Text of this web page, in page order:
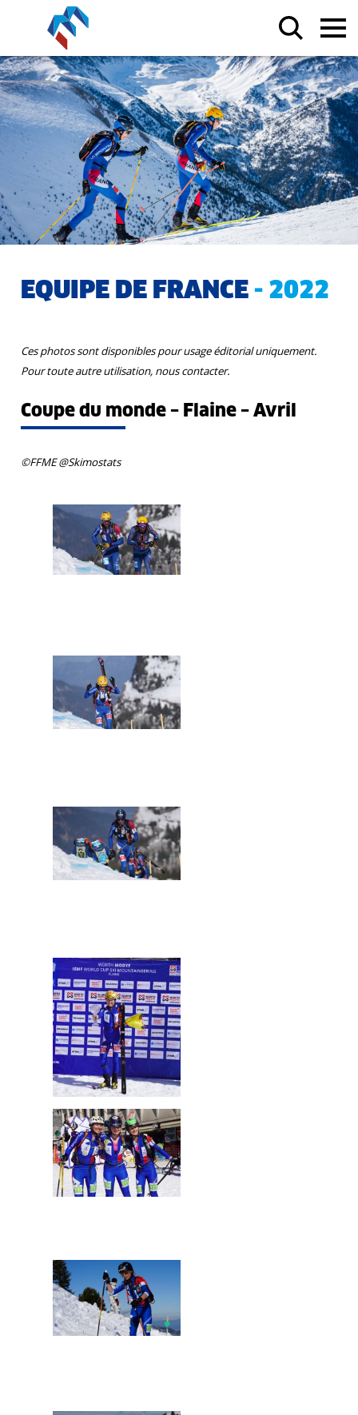
EQUIPE DE FRANCE - 2022
Ces photos sont disponibles pour usage éditorial uniquement.
Pour toute autre utilisation, nous contacter.
Coupe du monde – Flaine – Avril
©FFME @Skimostats